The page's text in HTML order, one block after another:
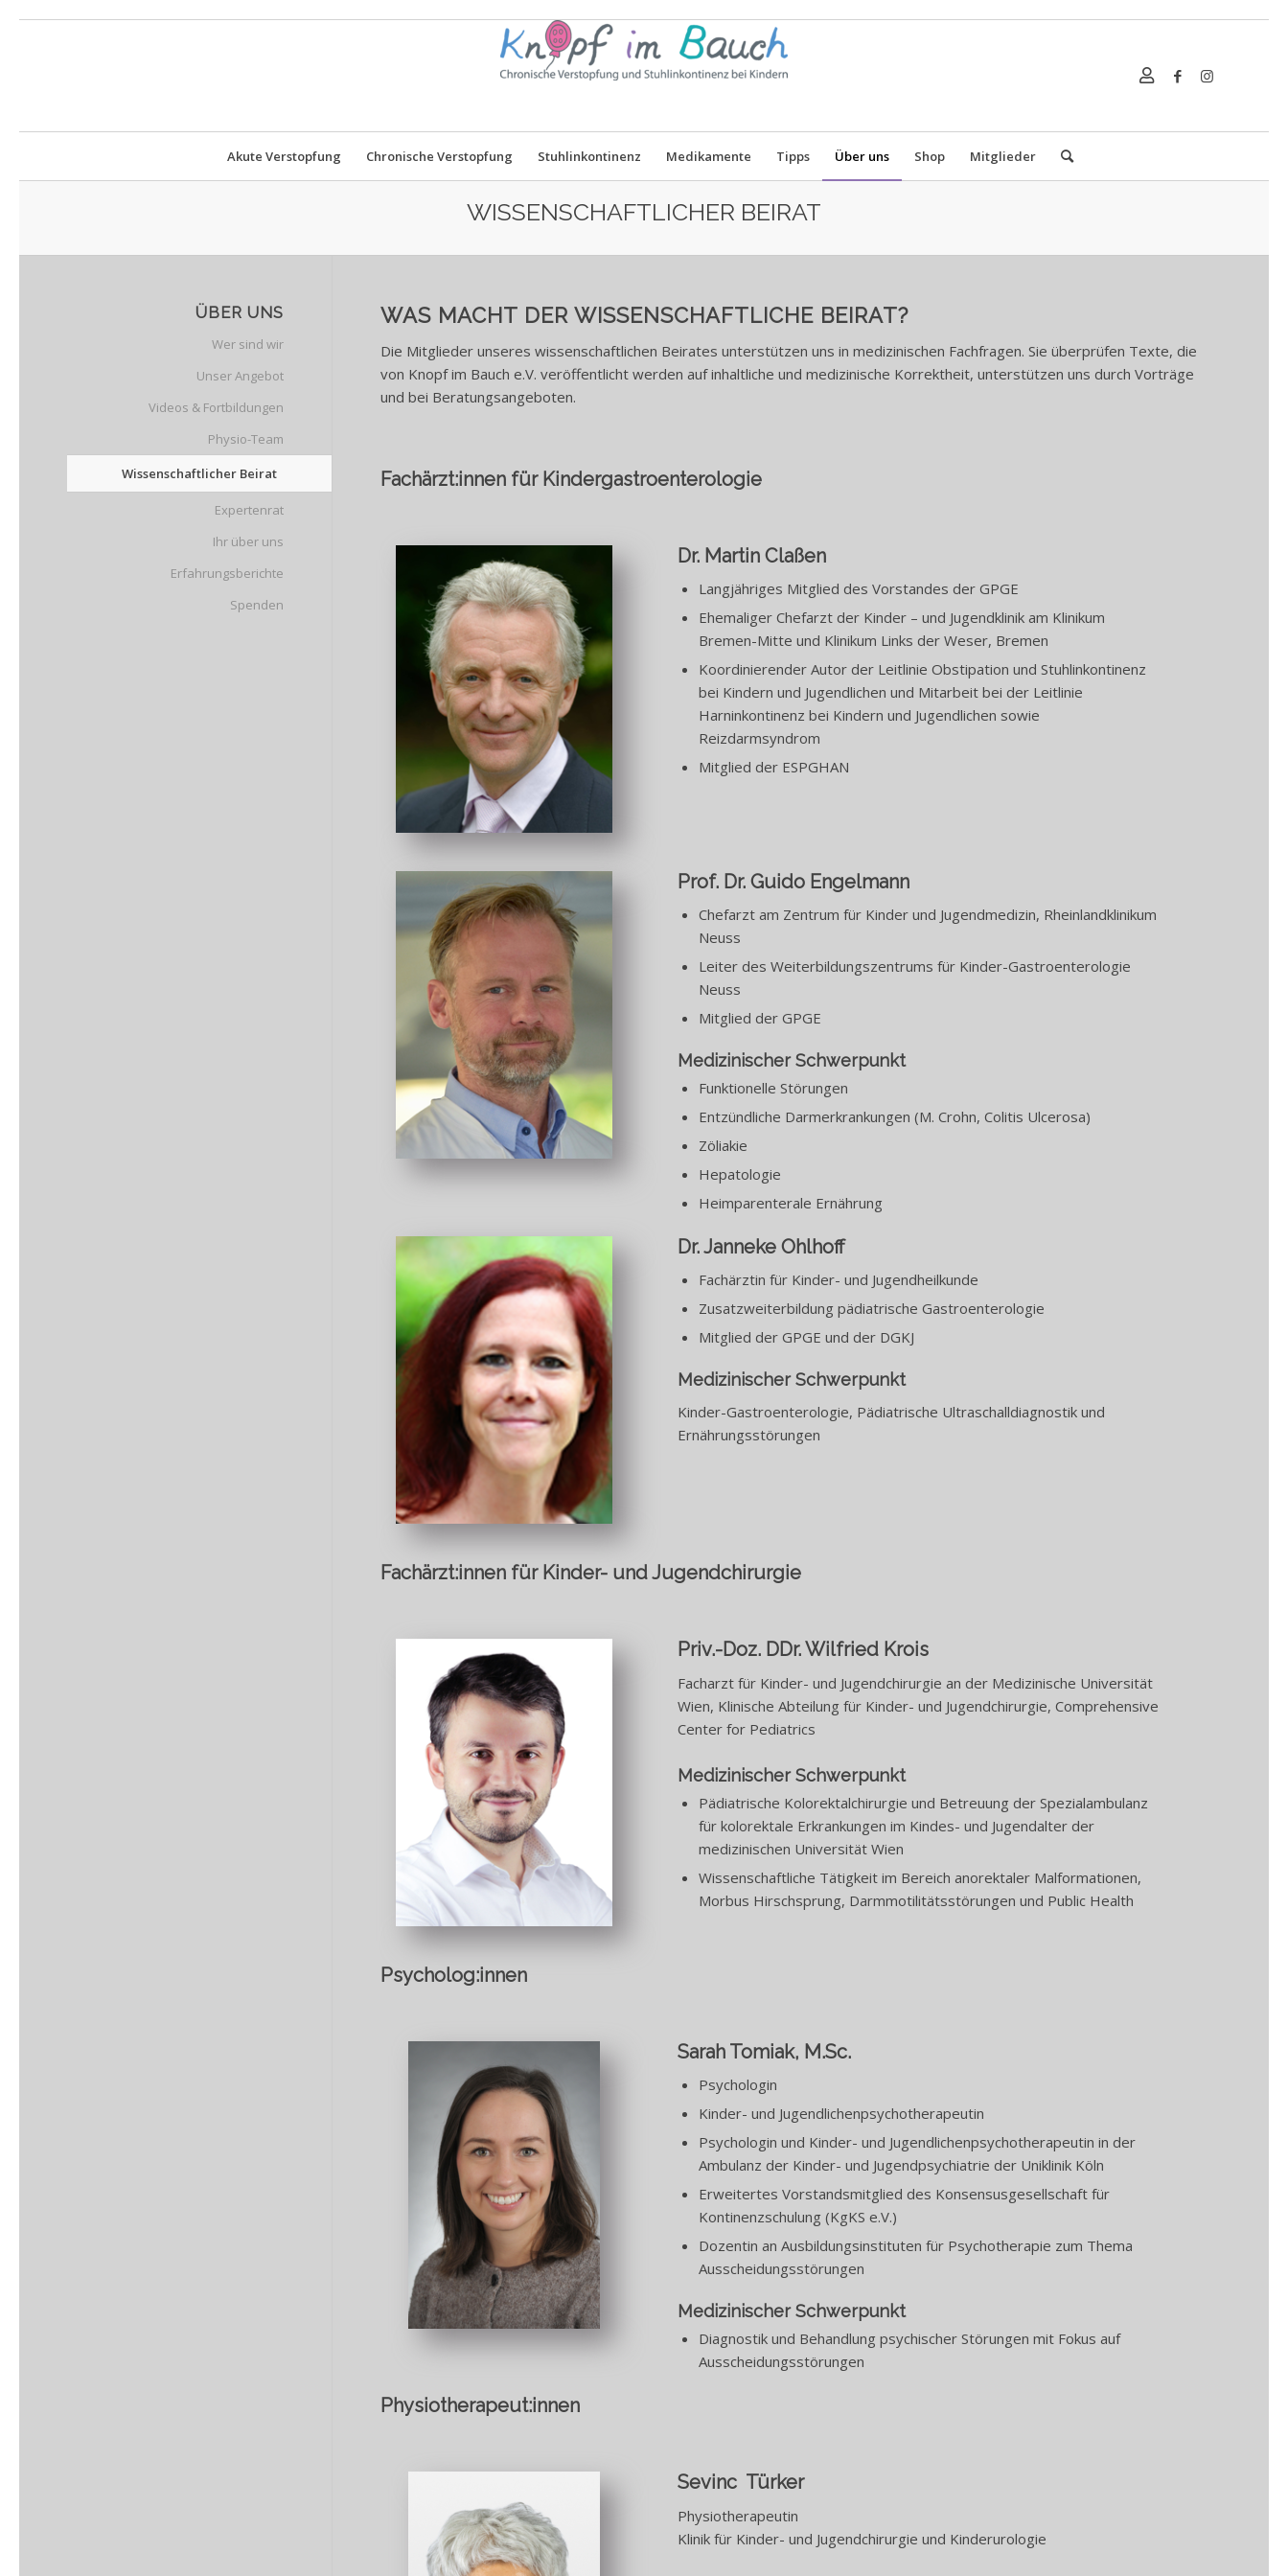
Akute Verstopfung Chronische Verstopfung Stuhlinkontinenz Medikamente Tipps Über uns Shop Mitglieder
WISSENSCHAFTLICHER BEIRAT
WAS MACHT DER WISSENSCHAFTLICHE BEIRAT?
Die Mitglieder unseres wissenschaftlichen Beirates unterstützen uns in medizinischen Fachfragen. Sie überprüfen Texte, die
von Knopf im Bauch e.V. veröffentlicht werden auf inhaltliche und medizinische Korrektheit, unterstützen uns durch Vorträge
und bei Beratungsangeboten.
Fachärzt:innen für Kindergastroenterologie
Dr. Martin Claßen
Langjähriges Mitglied des Vorstandes der GPGE
Ehemaliger Chefarzt der Kinder – und Jugendklinik am Klinikum
Bremen-Mitte und Klinikum Links der Weser, Bremen
Koordinierender Autor der Leitlinie Obstipation und Stuhlinkontinenz
bei Kindern und Jugendlichen und Mitarbeit bei der Leitlinie
Harninkontinenz bei Kindern und Jugendlichen sowie
Reizdarmsyndrom
Mitglied der ESPGHAN
Prof. Dr. Guido Engelmann
Chefarzt am Zentrum für Kinder und Jugendmedizin, Rheinlandklinikum
Neuss
Leiter des Weiterbildungszentrums für Kinder-Gastroenterologie
Neuss
Mitglied der GPGE
Medizinischer Schwerpunkt
Funktionelle Störungen
Entzündliche Darmerkrankungen (M. Crohn, Colitis Ulcerosa)
Zöliakie
Hepatologie
Heimparenterale Ernährung
Dr. Janneke Ohlhoff
Fachärztin für Kinder- und Jugendheilkunde
Zusatzweiterbildung pädiatrische Gastroenterologie
Mitglied der GPGE und der DGKJ
Medizinischer Schwerpunkt
Kinder-Gastroenterologie, Pädiatrische Ultraschalldiagnostik und
Ernährungsstörungen
Fachärzt:innen für Kinder- und Jugendchirurgie
Priv.-Doz. DDr. Wilfried Krois
Facharzt für Kinder- und Jugendchirurgie an der Medizinische Universität
Wien, Klinische Abteilung für Kinder- und Jugendchirurgie, Comprehensive
Center for Pediatrics
Medizinischer Schwerpunkt
Pädiatrische Kolorektalchirurgie und Betreuung der Spezialambulanz
für kolorektale Erkrankungen im Kindes- und Jugendalter der
medizinischen Universität Wien
Wissenschaftliche Tätigkeit im Bereich anorektaler Malformationen,
Morbus Hirschsprung, Darmmotilitätsstörungen und Public Health
Psycholog:innen
Sarah Tomiak, M.Sc.
Psychologin
Kinder- und Jugendlichenpsychotherapeutin
Psychologin und Kinder- und Jugendlichenpsychotherapeutin in der
Ambulanz der Kinder- und Jugendpsychiatrie der Uniklinik Köln
Erweitertes Vorstandsmitglied des Konsensusgesellschaft für
Kontinenzschulung (KgKS e.V.)
Dozentin an Ausbildungsinstituten für Psychotherapie zum Thema
Ausscheidungsstörungen
Medizinischer Schwerpunkt
Diagnostik und Behandlung psychischer Störungen mit Fokus auf
Ausscheidungsstörungen
Physiotherapeut:innen
Sevinc Türker
Physiotherapeutin
Klinik für Kinder- und Jugendchirurgie und Kinderurologie
ÜBER UNS
Wer sind wir
Unser Angebot
Videos & Fortbildungen
Physio-Team
Wissenschaftlicher Beirat
Expertenrat
Ihr über uns
Erfahrungsberichte
Spenden